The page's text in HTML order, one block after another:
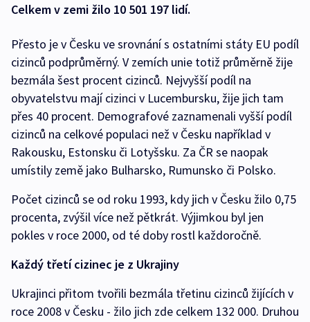
Celkem v zemi žilo 10 501 197 lidí.
Přesto je v Česku ve srovnání s ostatními státy EU podíl
cizinců podprůměrný. V zemích unie totiž průměrně žije
bezmála šest procent cizinců. Nejvyšší podíl na
obyvatelstvu mají cizinci v Lucembursku, žije jich tam
přes 40 procent. Demografové zaznamenali vyšší podíl
cizinců na celkové populaci než v Česku například v
Rakousku, Estonsku či Lotyšsku. Za ČR se naopak
umístily země jako Bulharsko, Rumunsko či Polsko.
Počet cizinců se od roku 1993, kdy jich v Česku žilo 0,75
procenta, zvýšil více než pětkrát. Výjimkou byl jen
pokles v roce 2000, od té doby rostl každoročně.
Každý třetí cizinec je z Ukrajiny
Ukrajinci přitom tvořili bezmála třetinu cizinců žijících v
roce 2008 v Česku - žilo jich zde celkem 132 000. Druhou